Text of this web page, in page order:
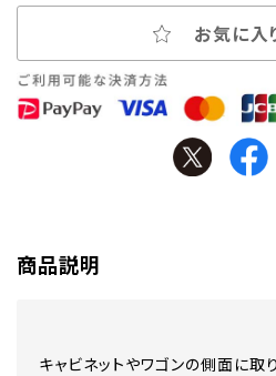
お気に入
商品説明
キャビネットやワゴンの側面に取